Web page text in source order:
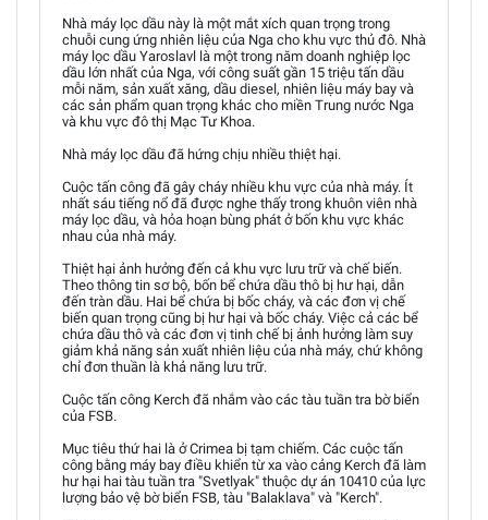
Nhà máy lọc dầu này là một mắt xích quan trọng trong
chuỗi cung ứng nhiên liệu của Nga cho khu vực thủ đô. Nhà
máy lọc dầu Yaroslavl là một trong năm doanh nghiệp lọc
dầu lớn nhất của Nga, với công suất gần 15 triệu tấn dầu
mỗi năm, sản xuất xăng, dầu diesel, nhiên liệu máy bay và
các sản phẩm quan trọng khác cho miền Trung nước Nga
và khu vực đô thị Mạc Tư Khoa.
Nhà máy lọc dầu đã hứng chịu nhiều thiệt hại.
Cuộc tấn công đã gây cháy nhiều khu vực của nhà máy. Ít
nhất sáu tiếng nổ đã được nghe thấy trong khuôn viên nhà
máy lọc dầu, và hỏa hoạn bùng phát ở bốn khu vực khác
nhau của nhà máy.
Thiệt hại ảnh hưởng đến cả khu vực lưu trữ và chế biến.
Theo thông tin sơ bộ, bốn bể chứa dầu thô bị hư hại, dẫn
đến tràn dầu. Hai bể chứa bị bốc cháy, và các đơn vị chế
biến quan trọng cũng bị hư hại và bốc cháy. Việc cả các bể
chứa dầu thô và các đơn vị tinh chế bị ảnh hưởng làm suy
giảm khả năng sản xuất nhiên liệu của nhà máy, chứ không
chỉ đơn thuần là khả năng lưu trữ.
Cuộc tấn công Kerch đã nhắm vào các tàu tuần tra bờ biển
của FSB.
Mục tiêu thứ hai là ở Crimea bị tạm chiếm. Các cuộc tấn
công bằng máy bay điều khiển từ xa vào cảng Kerch đã làm
hư hại hai tàu tuần tra "Svetlyak" thuộc dự án 10410 của lực
lượng bảo vệ bờ biển FSB, tàu "Balaklava" và "Kerch".